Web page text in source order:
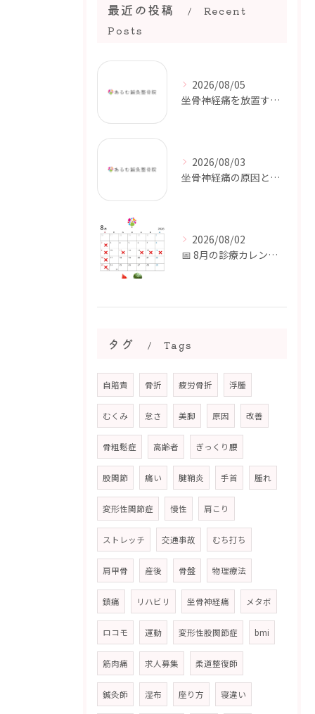
最近の投稿
Recent
Posts
2026/08/05
坐骨神経痛を放置するとどうなる？｜しびれや痛みが続く前に【都城市・三股町】
2026/08/03
坐骨神経痛の原因とは？｜お尻から足の痛みやしびれが起こる理由【都城市・三股町】
2026/08/02
📅 8月の診療カレンダー
タグ Tags
自賠責 骨折 疲労骨折 浮腫
むくみ 怠さ 美脚 原因 改善
骨粗鬆症 高齢者 ぎっくり腰
股関節 痛い 腱鞘炎 手首 腫れ
変形性関節症 慢性 肩こり
ストレッチ 交通事故 むち打ち
肩甲骨 産後 骨盤 物理療法
鎮痛 リハビリ 坐骨神経痛 メタボ
ロコモ 運動 変形性股関節症 bmi
筋肉痛 求人募集 柔道整復師
鍼灸師 湿布 座り方 寝違い